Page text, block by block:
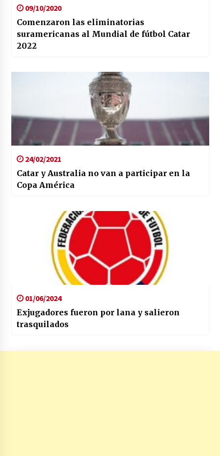
09/10/2020
Comenzaron las eliminatorias
suramericanas al Mundial de fútbol Catar
2022
24/02/2021
Catar y Australia no van a participar en la
Copa América
01/06/2024
Exjugadores fueron por lana y salieron
trasquilados